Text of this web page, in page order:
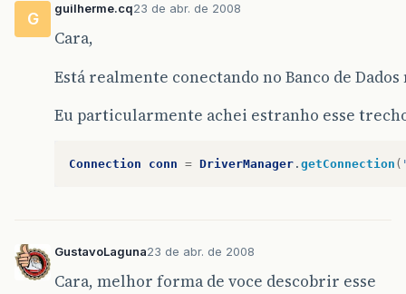
G
guilherme.cq23 de abr. de 2008
Cara,
Está realmente conectando no Banco de Dados
Eu particularmente achei estranho esse
Connection conn = DriverManager . getConnection (
GustavoLaguna23 de abr. de 2008
Cara, melhor forma de voce descobrir esse